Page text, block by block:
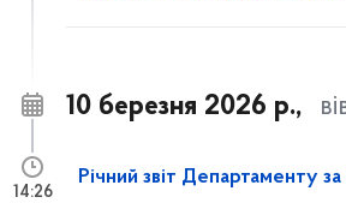
10 березня 2026 р.,
Річний звіт Департаменту
14:26